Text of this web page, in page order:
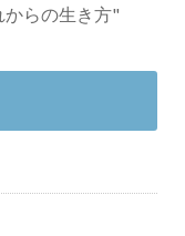
からの生き方"